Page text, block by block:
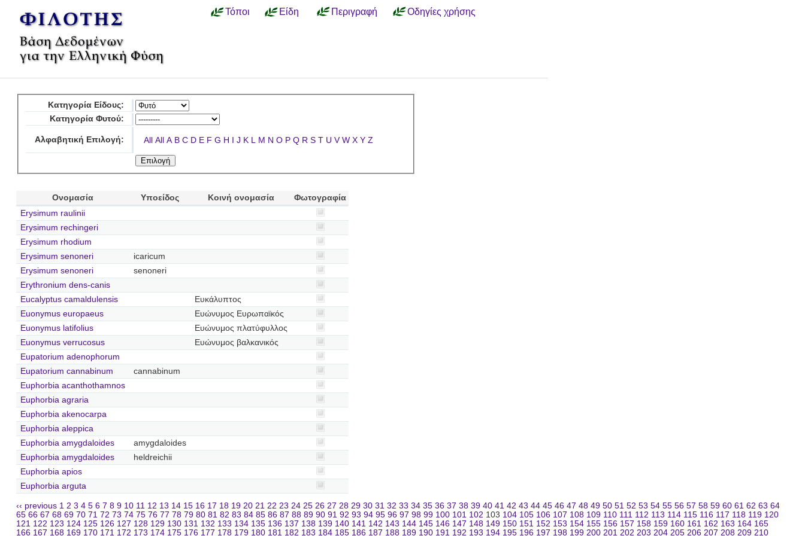
Τόποι Είδη Περιγραφή Οδηγίες χρήσης
Κατηγορία Είδους:
Κατηγορία Φυτού:
Αλφαβητική Επιλογή: All All A B C D E F G H I J K L M N O P Q R S T U V W X Y Z
Ονομασία Υποείδος Κοινή ονομασία
Φωτογραφία
Erysimum raulinii
Erysimum rechingeri
Erysimum rhodium
Erysimum senoneri
icaricum
Erysimum senoneri
senoneri
Erythronium dens-canis
Eucalyptus camaldulensis
Ευκάλυπτος
Euonymus europaeus
Ευώνυμος Ευρωπαϊκός
Euonymus latifolius
Ευώνυμος πλατύφυλλος
Euonymus verrucosus
Ευώνυμος βαλκανικός
Eupatorium adenophorum
Eupatorium cannabinum
cannabinum
Euphorbia acanthothamnos
Euphorbia agraria
Euphorbia akenocarpa
Euphorbia aleppica
Euphorbia amygdaloides
amygdaloides
Euphorbia amygdaloides
heldreichii
Euphorbia apios
Euphorbia arguta
‹‹ previous 1 2 3 4 5 6 7 8 9 10 11 12 13 14 15 16 17 18 19 20 21 22 23 24 25 26 27 28 29 30 31 32 33 34 35 36 37 38 39 40 41 42 43 44 45 46 47 48 49 50 51 52 53 54 55 56 57 58 59 60 61 62 63 64
65 66 67 68 69 70 71 72 73 74 75 76 77 78 79 80 81 82 83 84 85 86 87 88 89 90 91 92 93 94 95 96 97 98 99 100 101 102 103 104 105 106 107 108 109 110 111 112 113 114 115 116 117 118 119 120
121 122 123 124 125 126 127 128 129 130 131 132 133 134 135 136 137 138 139 140 141 142 143 144 145 146 147 148 149 150 151 152 153 154 155 156 157 158 159 160 161 162 163 164 165
166 167 168 169 170 171 172 173 174 175 176 177 178 179 180 181 182 183 184 185 186 187 188 189 190 191 192 193 194 195 196 197 198 199 200 201 202 203 204 205 206 207 208 209 210